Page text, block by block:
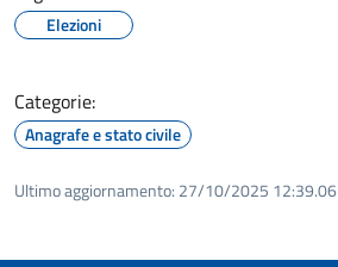
Elezioni
Categorie:
Anagrafe e stato civile
Ultimo aggiornamento: 27/10/2025 12:39.06